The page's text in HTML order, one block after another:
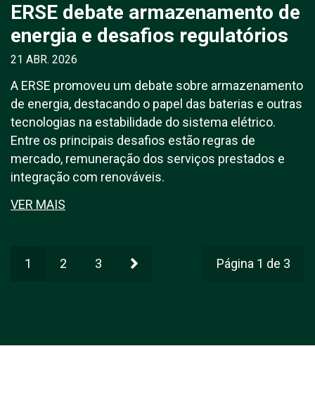
ERSE debate armazenamento de
energia e desafios regulatórios
21 ABR. 2026
A ERSE promoveu um debate sobre armazenamento
de energia, destacando o papel das baterias e outras
tecnologias na estabilidade do sistema elétrico.
Entre os principais desafios estão regras de
mercado, remuneração dos serviços prestados e
integração com renováveis.
VER MAIS
1 2 3 Página 1 de 3